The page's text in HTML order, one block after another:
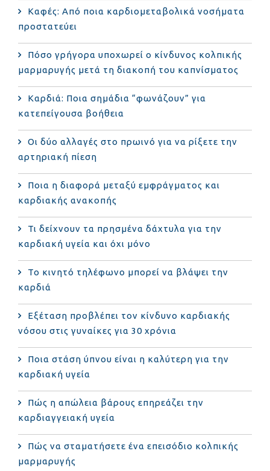
Καφές: Από ποια καρδιομεταβολικά νοσήματα
προστατεύει
Πόσο γρήγορα υποχωρεί ο κίνδυνος κολπικής
μαρμαρυγής μετά τη διακοπή του καπνίσματος
Καρδιά: Ποια σημάδια “φωνάζουν” για
κατεπείγουσα βοήθεια
Οι δύο αλλαγές στο πρωινό για να ρίξετε την
αρτηριακή πίεση
Ποια η διαφορά μεταξύ εμφράγματος και
καρδιακής ανακοπής
Τι δείχνουν τα πρησμένα δάχτυλα για την
καρδιακή υγεία και όχι μόνο
Το κινητό τηλέφωνο μπορεί να βλάψει την
καρδιά
Eξέταση προβλέπει τον κίνδυνο καρδιακής
νόσου στις γυναίκες για 30 χρόνια
Ποια στάση ύπνου είναι η καλύτερη για την
καρδιακή υγεία
Πώς η απώλεια βάρους επηρεάζει την
καρδιαγγειακή υγεία
Πώς να σταματήσετε ένα επεισόδιο κολπικής
μαρμαρυγής